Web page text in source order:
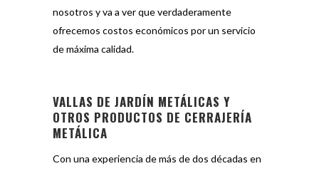
nosotros y va a ver que verdaderamente
ofrecemos costos económicos por un servicio
de máxima calidad.
VALLAS DE JARDÍN METÁLICAS Y
OTROS PRODUCTOS DE CERRAJERÍA
METÁLICA
Con una experiencia de más de dos décadas en